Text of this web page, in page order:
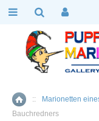
Home
:: Marionetten
Bauchredners